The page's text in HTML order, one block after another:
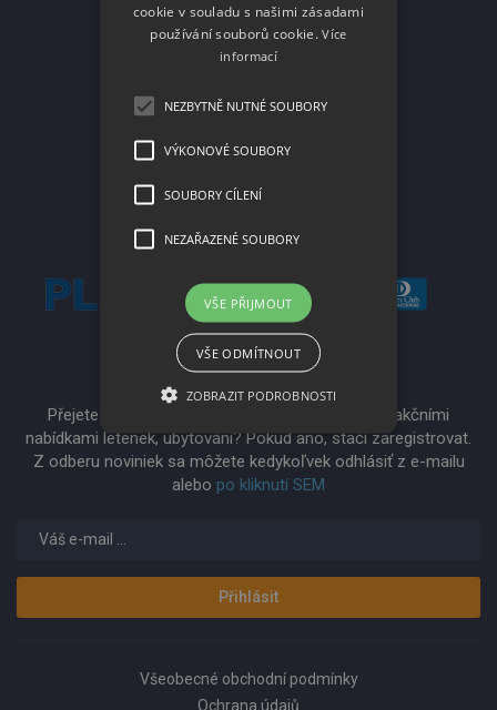
SO-NE: zavřeno
info@letenky.com
(+420) 225 348 555
Platební metody
Newsletter
Přejete od nás odebírat newsletter s aktuálními akčními
nabídkami letenek, ubytování? Pokud ano, stačí zaregistrovat.
Z odberu noviniek sa môžete kedykoľvek odhlásiť z e-mailu
alebo po kliknutí SEM
Přihlásit
Všeobecné obchodní podmínky
Ochrana údajů
cookie v souladu s našimi zásadami
používání souborů cookie.Více
informací
NEZBYTNĚ NUTNÉ SOUBORY
VÝKONOVÉ SOUBORY
SOUBORY CÍLENÍ
NEZAŘAZENÉ SOUBORY
VŠE PŘIJMOUT
VŠE ODMÍTNOUT
ZOBRAZIT PODROBNOSTI